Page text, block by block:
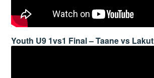
Youth U9 1vs1 Final – Taane vs Lakut